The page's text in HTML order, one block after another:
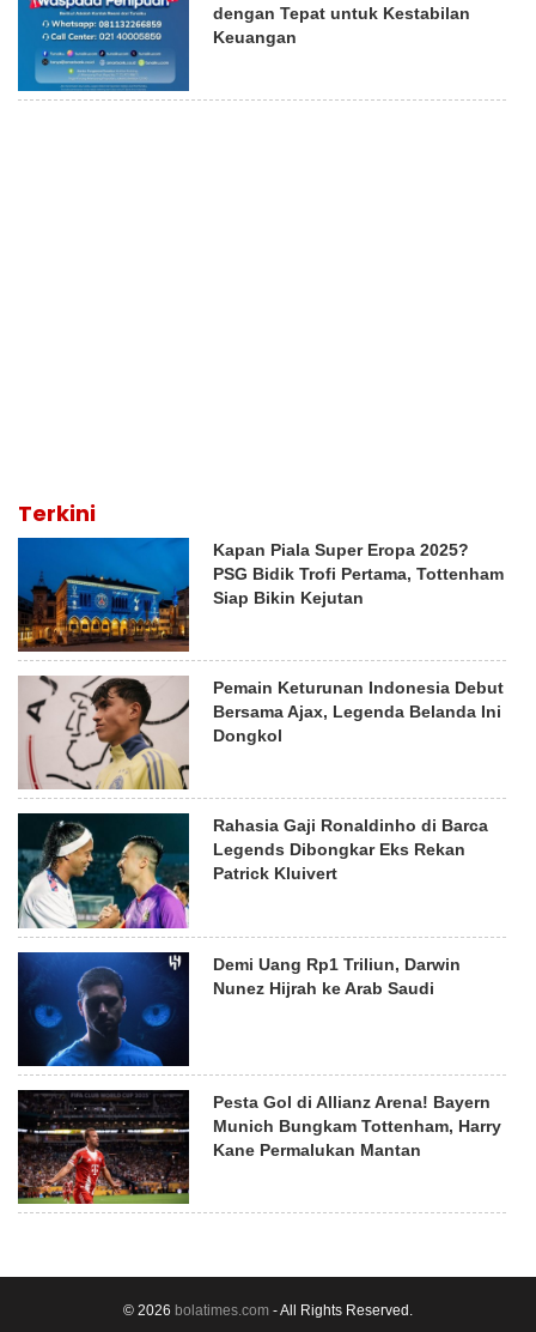
dengan Tepat untuk Kestabilan
Keuangan
Terkini
Kapan Piala Super Eropa 2025?
PSG Bidik Trofi Pertama, Tottenham
Siap Bikin Kejutan
Pemain Keturunan Indonesia Debut
Bersama Ajax, Legenda Belanda Ini
Dongkol
Rahasia Gaji Ronaldinho di Barca
Legends Dibongkar Eks Rekan
Patrick Kluivert
Demi Uang Rp1 Triliun, Darwin
Nunez Hijrah ke Arab Saudi
Pesta Gol di Allianz Arena! Bayern
Munich Bungkam Tottenham, Harry
Kane Permalukan Mantan
© 2026 bolatimes.com - All Rights Reserved.